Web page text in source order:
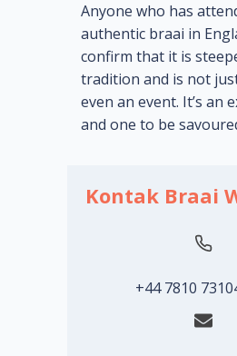
Anyone who has
authentic braai in
confirm that it is
tradition and is not
even an event. It’s an
and one to be
Kontak Braai
+44 7810